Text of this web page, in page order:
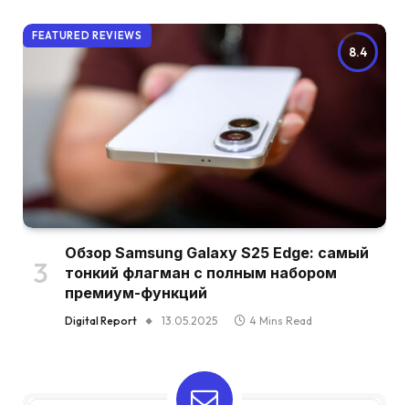
8.4
FEATURED REVIEWS
Обзор Samsung Galaxy S25 Edge: самый
тонкий флагман с полным набором
премиум-функций
Digital Report 13.05.2025 4 Mins Read